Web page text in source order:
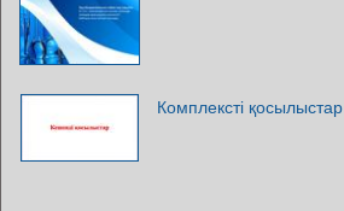
Комплексті қосылыстар